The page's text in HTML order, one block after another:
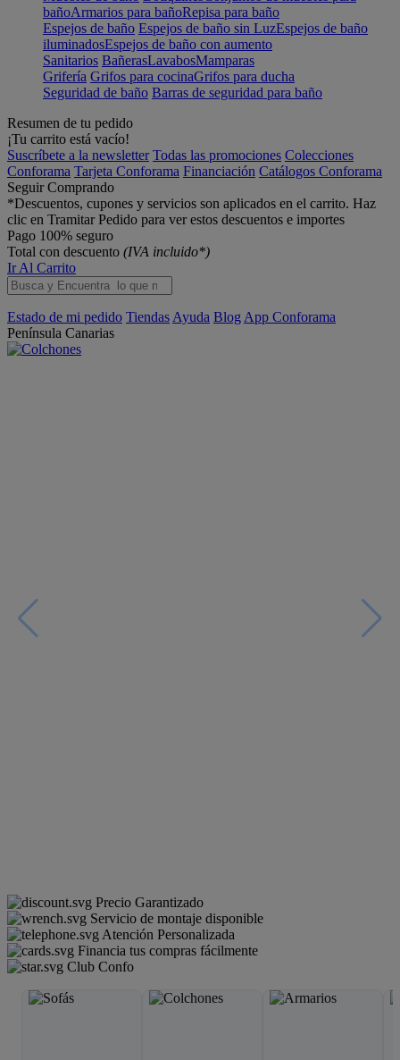
bañoArmarios para bañoRepisa para baño
Espejos de baño Espejos de baño sin LuzEspejos de baño
iluminadosEspejos de baño con aumento
Sanitarios BañerasLavabosMamparas
Grifería Grifos para cocinaGrifos para ducha
Seguridad de baño Barras de seguridad para baño
Resumen de tu pedido
¡Tu carrito está vacío!
Suscríbete a la newsletter Todas las promociones Colecciones
Conforama Tarjeta Conforama Financiación Catálogos Conforama
Seguir Comprando
*Descuentos, cupones y servicios son aplicados en el carrito. Haz
clic en Tramitar Pedido para ver estos descuentos e importes
Pago 100% seguro
Total con descuento (IVA incluido*)
Ir Al Carrito
Estado de mi pedido Tiendas Ayuda Blog App Conforama
Península Canarias
Precio Garantizado
Servicio de montaje disponible
Atención Personalizada
Financia tus compras fácilmente
Club Confo